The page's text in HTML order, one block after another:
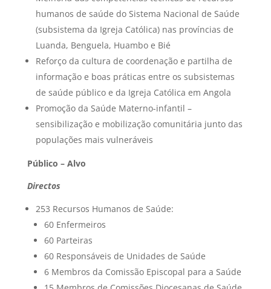
humanos de saúde do Sistema Nacional de Saúde
(subsistema da Igreja Católica) nas províncias de
Luanda, Benguela, Huambo e Bié
Reforço da cultura de coordenação e partilha de
informação e boas práticas entre os subsistemas
de saúde público e da Igreja Católica em Angola
Promoção da Saúde Materno-infantil –
sensibilização e mobilização comunitária junto das
populações mais vulneráveis
Público – Alvo
Directos
253 Recursos Humanos de Saúde:
60 Enfermeiros
60 Parteiras
60 Responsáveis de Unidades de Saúde
6 Membros da Comissão Episcopal para a Saúde